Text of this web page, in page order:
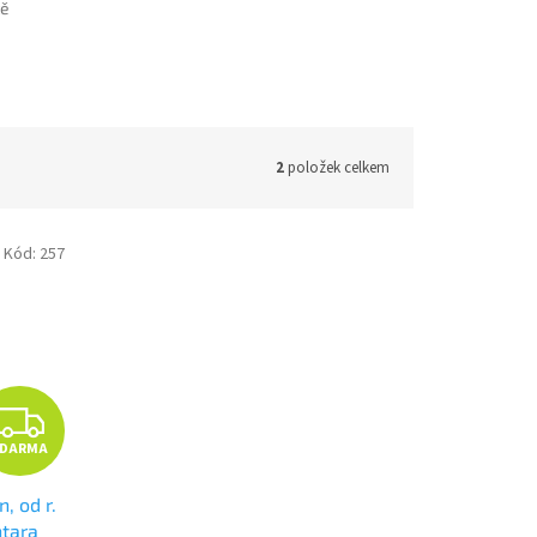
2položek celkem
Z
D
A
od r.
Kód: 257